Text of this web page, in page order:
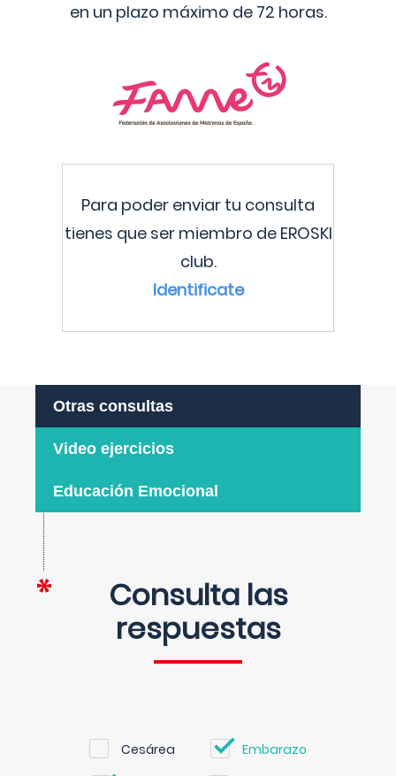
en un plazo máximo de 72 horas.
Para poder enviar tu consulta
tienes que ser miembro de EROSKI
club.
Identificate
Otras consultas
Video ejercicios
Educación Emocional
Consulta las
respuestas
Cesárea Embarazo